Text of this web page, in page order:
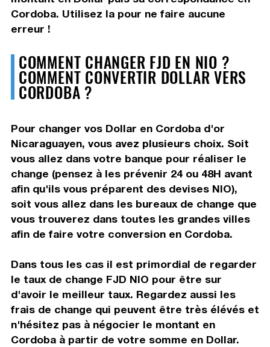
Cordoba. Utilisez la pour ne faire aucune
erreur !
COMMENT CHANGER FJD EN NIO ?
COMMENT CONVERTIR DOLLAR VERS
CORDOBA ?
Pour changer vos Dollar en Cordoba d'or
Nicaraguayen, vous avez plusieurs choix. Soit
vous allez dans votre banque pour réaliser le
change (pensez à les prévenir 24 ou 48H avant
afin qu'ils vous préparent des devises NIO),
soit vous allez dans les bureaux de change que
vous trouverez dans toutes les grandes villes
afin de faire votre conversion en Cordoba.
Dans tous les cas il est primordial de regarder
le taux de change FJD NIO pour être sur
d'avoir le meilleur taux. Regardez aussi les
frais de change qui peuvent être très élévés et
n'hésitez pas à négocier le montant en
Cordoba à partir de votre somme en Dollar.